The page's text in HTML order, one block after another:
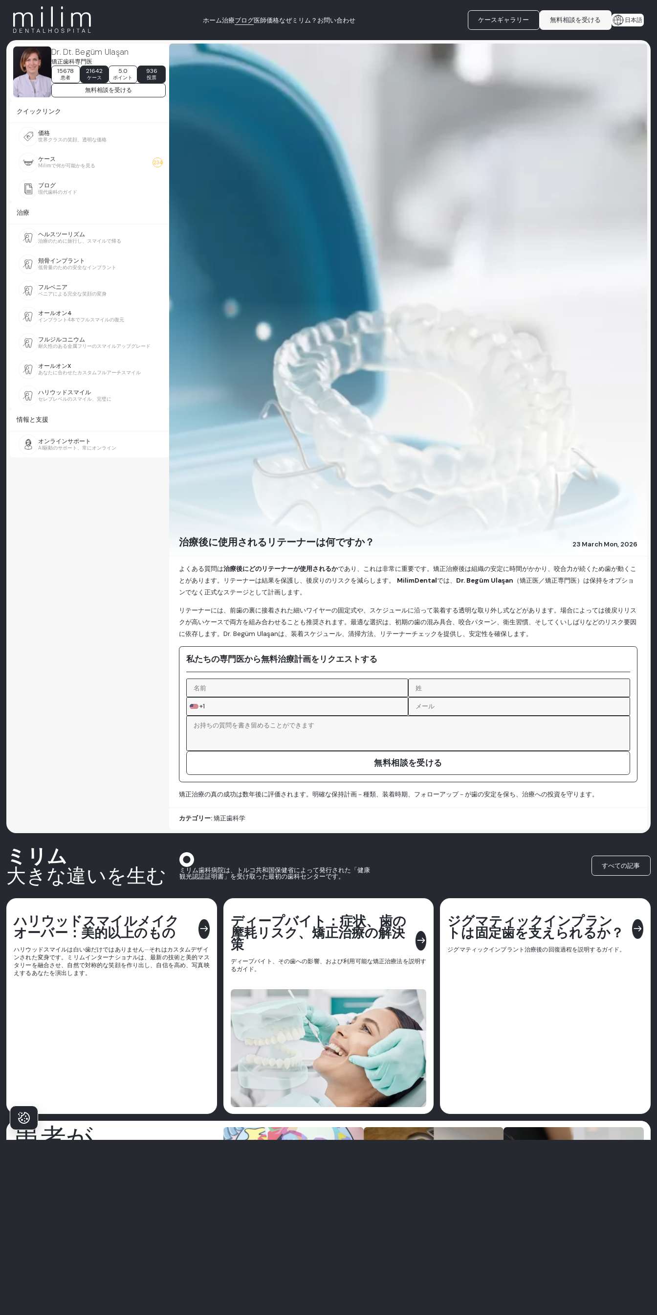
ホーム治療ブログ医師価格なぜミリム？ お問い合わせ ケースギャラリー 無料相談を受ける 日本語
Dr. Dt. Begüm Ulaşan
矯正歯科専門医
15678
患者
21642
ケース
5.0
ポイント
936
投票
無料相談を受ける
クイックリンク
価格
世界クラスの笑顔、透明な価格
ケース
Milimで何が可能かを見る 234
ブログ
現代歯科のガイド
治療
ヘルスツーリズム
治療のために旅行し、スマイルで帰る
頬骨インプラント
低骨量のための安全なインプラント
フルベニア
ベニアによる完全な笑顔の変身
オールオン4
インプラント4本でフルスマイルの復元
フルジルコニウム
耐久性のある金属フリーのスマイルアップグレード
オールオンX
あなたに合わせたカスタムフルアーチスマイル
ハリウッドスマイル
セレブレベルのスマイル、完璧に
情報と支援
オンラインサポート
AI駆動のサポート、常にオンライン
治療後に使用されるリテーナーは何ですか？ 23 March Mon, 2026
よくある質問は治療後にどのリテーナーが使用されるかであり、これは非常に重要です。矯正治療後は組織の安定に時間がかかり、咬合力が続くため歯が動くこ
とがあります。リテーナーは結果を保護し、後戻りのリスクを減らします。 MilimDentalでは、 Dr. Begüm Ulaşan （矯正医／矯正専門医）は保持をオプショ
ンでなく正式なステージとして計画します。
リテーナーには、前歯の裏に接着された細いワイヤーの固定式や、スケジュールに沿って装着する透明な取り外し式などがあります。場合によっては後戻りリス
クが高いケースで両方を組み合わせることも推奨されます。最適な選択は、初期の歯の混み具合、咬合パターン、衛生習慣、そしてくいしばりなどのリスク要因
に依存します。Dr. Begüm Ulaşanは、装着スケジュール、清掃方法、リテーナーチェックを提供し、安定性を確保します。
私たちの専門医から無料治療計画をリクエストする
+1
無料相談を受ける
矯正治療の真の成功は数年後に評価されます。明確な保持計画－種類、装着時期、フォローアップ－が歯の安定を保ち、治療への投資を守ります。
カテゴリー:矯正歯科学
ミリム
大きな違いを生む ミリム歯科病院は、トルコ共和国保健省によって発行された「健康
観光認証証明書」を受け取った最初の歯科センターです。
すべての記事
ハリウッドスマイルメイク
オーバー：美的以上のもの east
ハリウッドスマイルは白い歯だけではありません—それはカスタムデザイ
ンされた変身です。ミリムインターナショナルは、最新の技術と美的マス
タリーを融合させ、自然で対称的な笑顔を作り出し、自信を高め、写真映
えするあなたを演出します。
ディープバイト：症状、歯の
摩耗リスク、矯正治療の解決
策 east
ディープバイト、その歯への影響、および利用可能な矯正治療法を説明す
るガイド。
ジグマティックインプラン
トは固定歯を支えられるか？ east
ジグマティックインプラント治療後の回復過程を説明するガイド。
患者が